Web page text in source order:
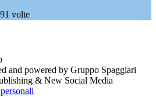
volte
and powered by Gruppo Spaggiari
& New Social Media